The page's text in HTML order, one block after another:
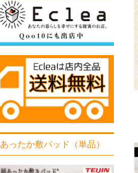
あったか敷パッド（単品）